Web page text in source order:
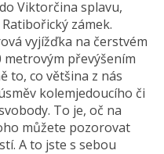
Viktorčina splavu,
zámek.
vyjížďka na čerstvém
převýšením
to, co většina z nás
kolemjedoucího či
To je, oč na
můžete pozorovat
A to jste s sebou